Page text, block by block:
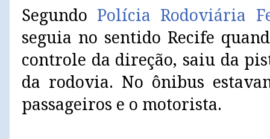
Segundo Polícia Rodoviária
seguia no sentido Recife
controle da direção, saiu da
da rodovia. No ônibus
passageiros e o motorista.